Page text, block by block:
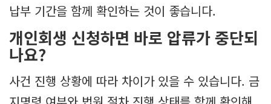
납부 기간을 함께 확인하는 것이 좋습니다.
개인회생 신청하면 바로 압류가 중단되
나요?
사건 진행 상황에 따라 차이가 있을 수 있습니다. 금